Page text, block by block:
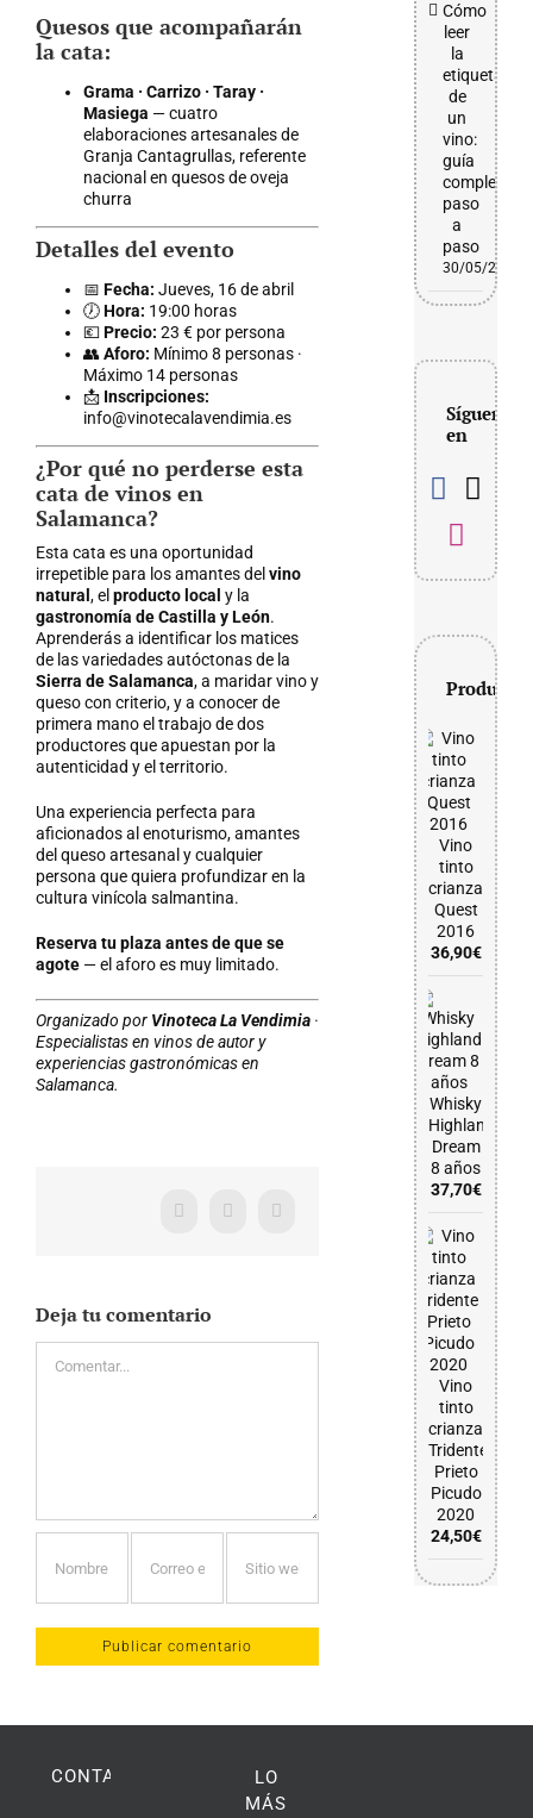
Quesos que acompañarán
la cata:
Grama · Carrizo · Taray ·
Masiega — cuatro
elaboraciones artesanales de
Granja Cantagrullas, referente
nacional en quesos de oveja
churra
Detalles del evento
📅 Fecha: Jueves, 16 de abril
🕖Hora: 19:00 horas
💶Precio: 23 € por persona
👥Aforo: Mínimo 8 personas ·
Máximo 14 personas
📩 Inscripciones:
info@vinotecalavendimia.es
¿Por qué no perderse esta
cata de vinos en
Salamanca?
Esta cata es una oportunidad
irrepetible para los amantes delvino
natural, elproducto local y la
gastronomía de Castilla y León.
Aprenderás a identificar los matices
de las variedades autóctonas de la
Sierra de Salamanca, a maridar vino y
queso con criterio, y a conocer de
primera mano el trabajo de dos
productores que apuestan por la
autenticidad y el territorio.
Una experiencia perfecta para
aficionados al enoturismo, amantes
del queso artesanal y cualquier
persona que quiera profundizar en la
cultura vinícola salmantina.
Reserva tu plaza antes de que se
agote — el aforo es muy limitado.
Organizado por Vinoteca La Vendimia ·
Especialistas en vinos de autor y
experiencias gastronómicas en
Salamanca.
Facebook
X WhatsApp
Deja tu comentario
Cómo
leer
la
etiqueta
de
un
vino:
guía
completa
paso
a
paso
30/05/2026
Síguenos
en
Productos
Vino
tinto
crianza
Quest
2016
36,90€
Whisky
Highland
Dream
8 años
37,70€
Vino
tinto
crianza
Tridente
Prieto
Picudo
2020
24,50€
CONTACTO
LO
MÁS